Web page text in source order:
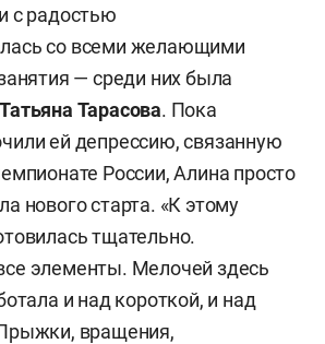
и с радостью
со всеми желающими
— среди них была
Татьяна Тарасова. Пока
ей депрессию, связанную
России, Алина просто
нового старта. «К этому
тщательно.
элементы. Мелочей здесь
и над короткой, и над
вращения,